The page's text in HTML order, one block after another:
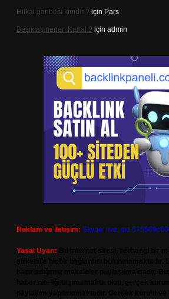
Hilkat garibesi kimdir ? için Pars
Beşiktaş neden Kartal ? için admin
Reklam ve İletişim: Skype:
Yasal Uyarı: